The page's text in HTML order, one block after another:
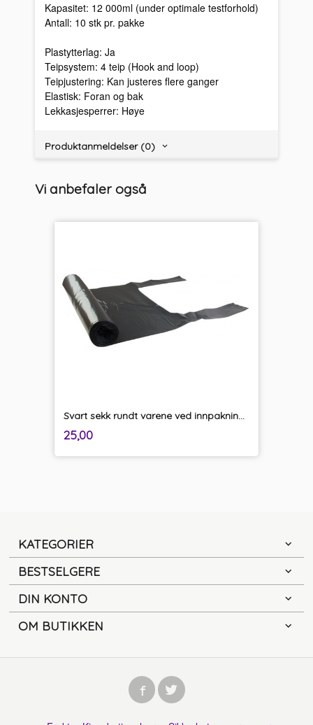
Kapasitet: 12 000ml (under optimale testforhold)
Antall: 10 stk pr. pakke
Plastytterlag: Ja
Teipsystem: 4 teip (Hook and loop)
Teipjustering: Kan justeres flere ganger
Elastisk: Foran og bak
Lekkasjesperrer: Høye
Produktanmeldelser (0)
Vi anbefaler også
Svart sekk rundt varene ved innpakning og transport
Pris
25,00mva.
KATEGORIER
BESTSELGERE
DIN KONTO
OM BUTIKKEN